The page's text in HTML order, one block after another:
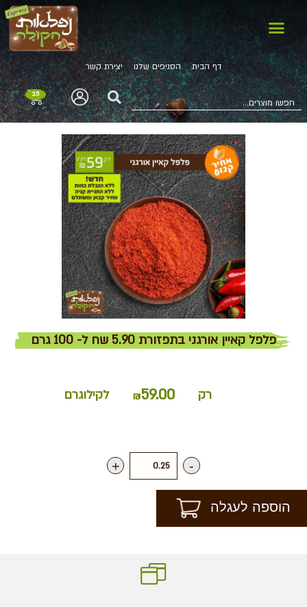
דף הבית הסניפים שלנו יצירת קשר
2.5
פלפל קאיין אורגני בתפזורת 5.90 שח ל- 100 גרם
רק ₪59.00 לקילוגרם
-
+
הוספה לעגלה